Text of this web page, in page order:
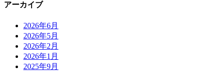
アーカイブ
2026年6月
2026年5月
2026年2月
2026年1月
2025年9月